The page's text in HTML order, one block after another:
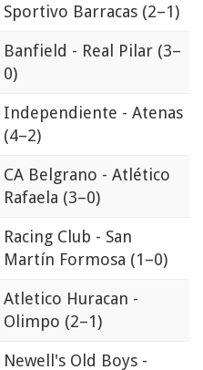
Sportivo Barracas (2–1)
Banfield - Real Pilar (3–
0)
Independiente - Atenas
(4–2)
CA Belgrano - Atlético
Rafaela (3–0)
Racing Club - San
Martín Formosa (1–0)
Atletico Huracan -
Olimpo (2–1)
Newell's Old Boys -